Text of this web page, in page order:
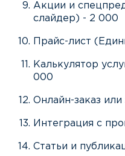
Акции и
слайдер) - 2 000
Прайс-лист
Калькулятор
000
Онлайн-заказ или
Интеграция с
Статьи и